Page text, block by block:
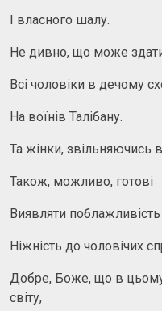
І власного шалу.
Не дивно, що може
Всі чоловіки в дечому
На воїнів Талібану.
Та жінки, звільняючись
Також, можливо, готові
Виявляти поблажливість
Ніжність до чоловічих
Добре, Боже, що в цьому
світу,